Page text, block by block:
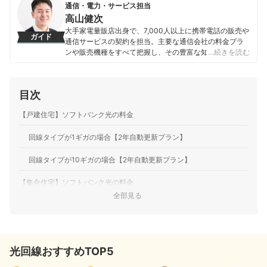
ガイド
通信・電力・サービス担当
高山健次
大手家電量販店出身で、7,000人以上に携帯電話の販売や
通信サービスの契約を担当。主要な通信会社の料金プラ
ンや販売機種をすべて把握し、その豊富な知識で店舗販
に、モバイルだけでなく10社以上の戸建て・マンション
た通信サービスだけでなく、ファイナンシャルプランナ
している。
…続きを読む
目次
【戸建住宅】ソフトバンク光の料金
回線タイプが1ギガの場合【2年自動更新プラン】
回線タイプが10ギガの場合【2年自動更新プラン】
【集合住宅】ソフトバンク光の料金
5年契約や自動更新なしプランも検討してみて！
全部見る
光回線おすすめTOP5